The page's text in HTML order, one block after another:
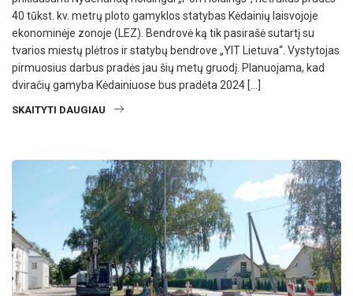
40 tūkst. kv. metrų ploto gamyklos statybas Kėdainių laisvojoje
ekonominėje zonoje (LEZ). Bendrovė ką tik pasirašė sutartį su
tvarios miestų plėtros ir statybų bendrove „YIT Lietuva“. Vystytojas
pirmuosius darbus pradės jau šių metų gruodį. Planuojama, kad
dviračių gamyba Kėdainiuose bus pradėta 2024 […]
SKAITYTI DAUGIAU